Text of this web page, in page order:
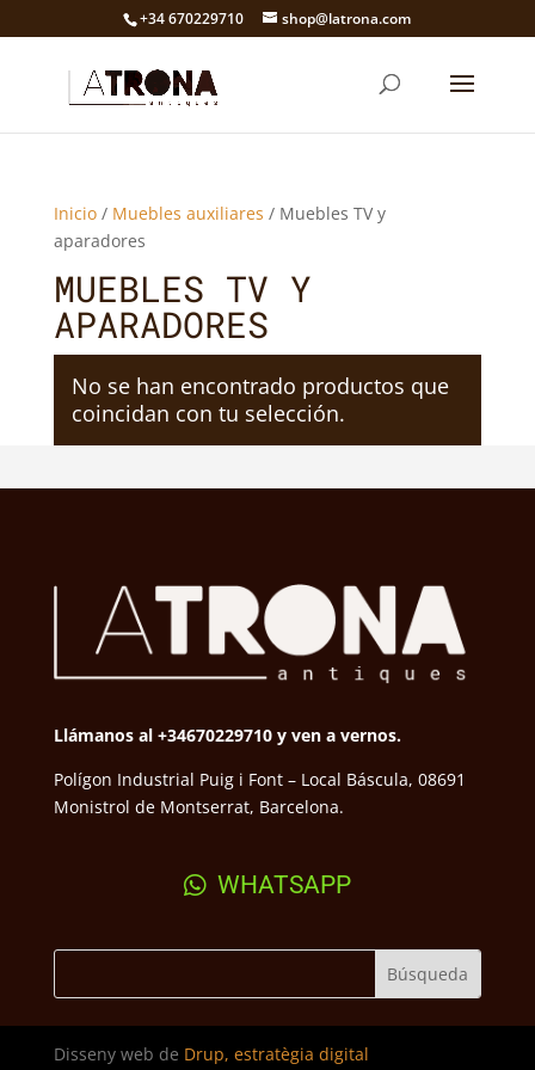
+34 670229710 shop@latrona.com
Inicio/ Muebles auxiliares / Muebles TV y
aparadores
MUEBLES TV Y
APARADORES
No se han encontrado productos que
coincidan con tu selección.
Llámanos al +34670229710 y ven a vernos.
Polígon Industrial Puig i Font – Local Báscula, 08691
Monistrol de Montserrat, Barcelona.
WHATSAPP
Disseny web de Drup, estratègia digital